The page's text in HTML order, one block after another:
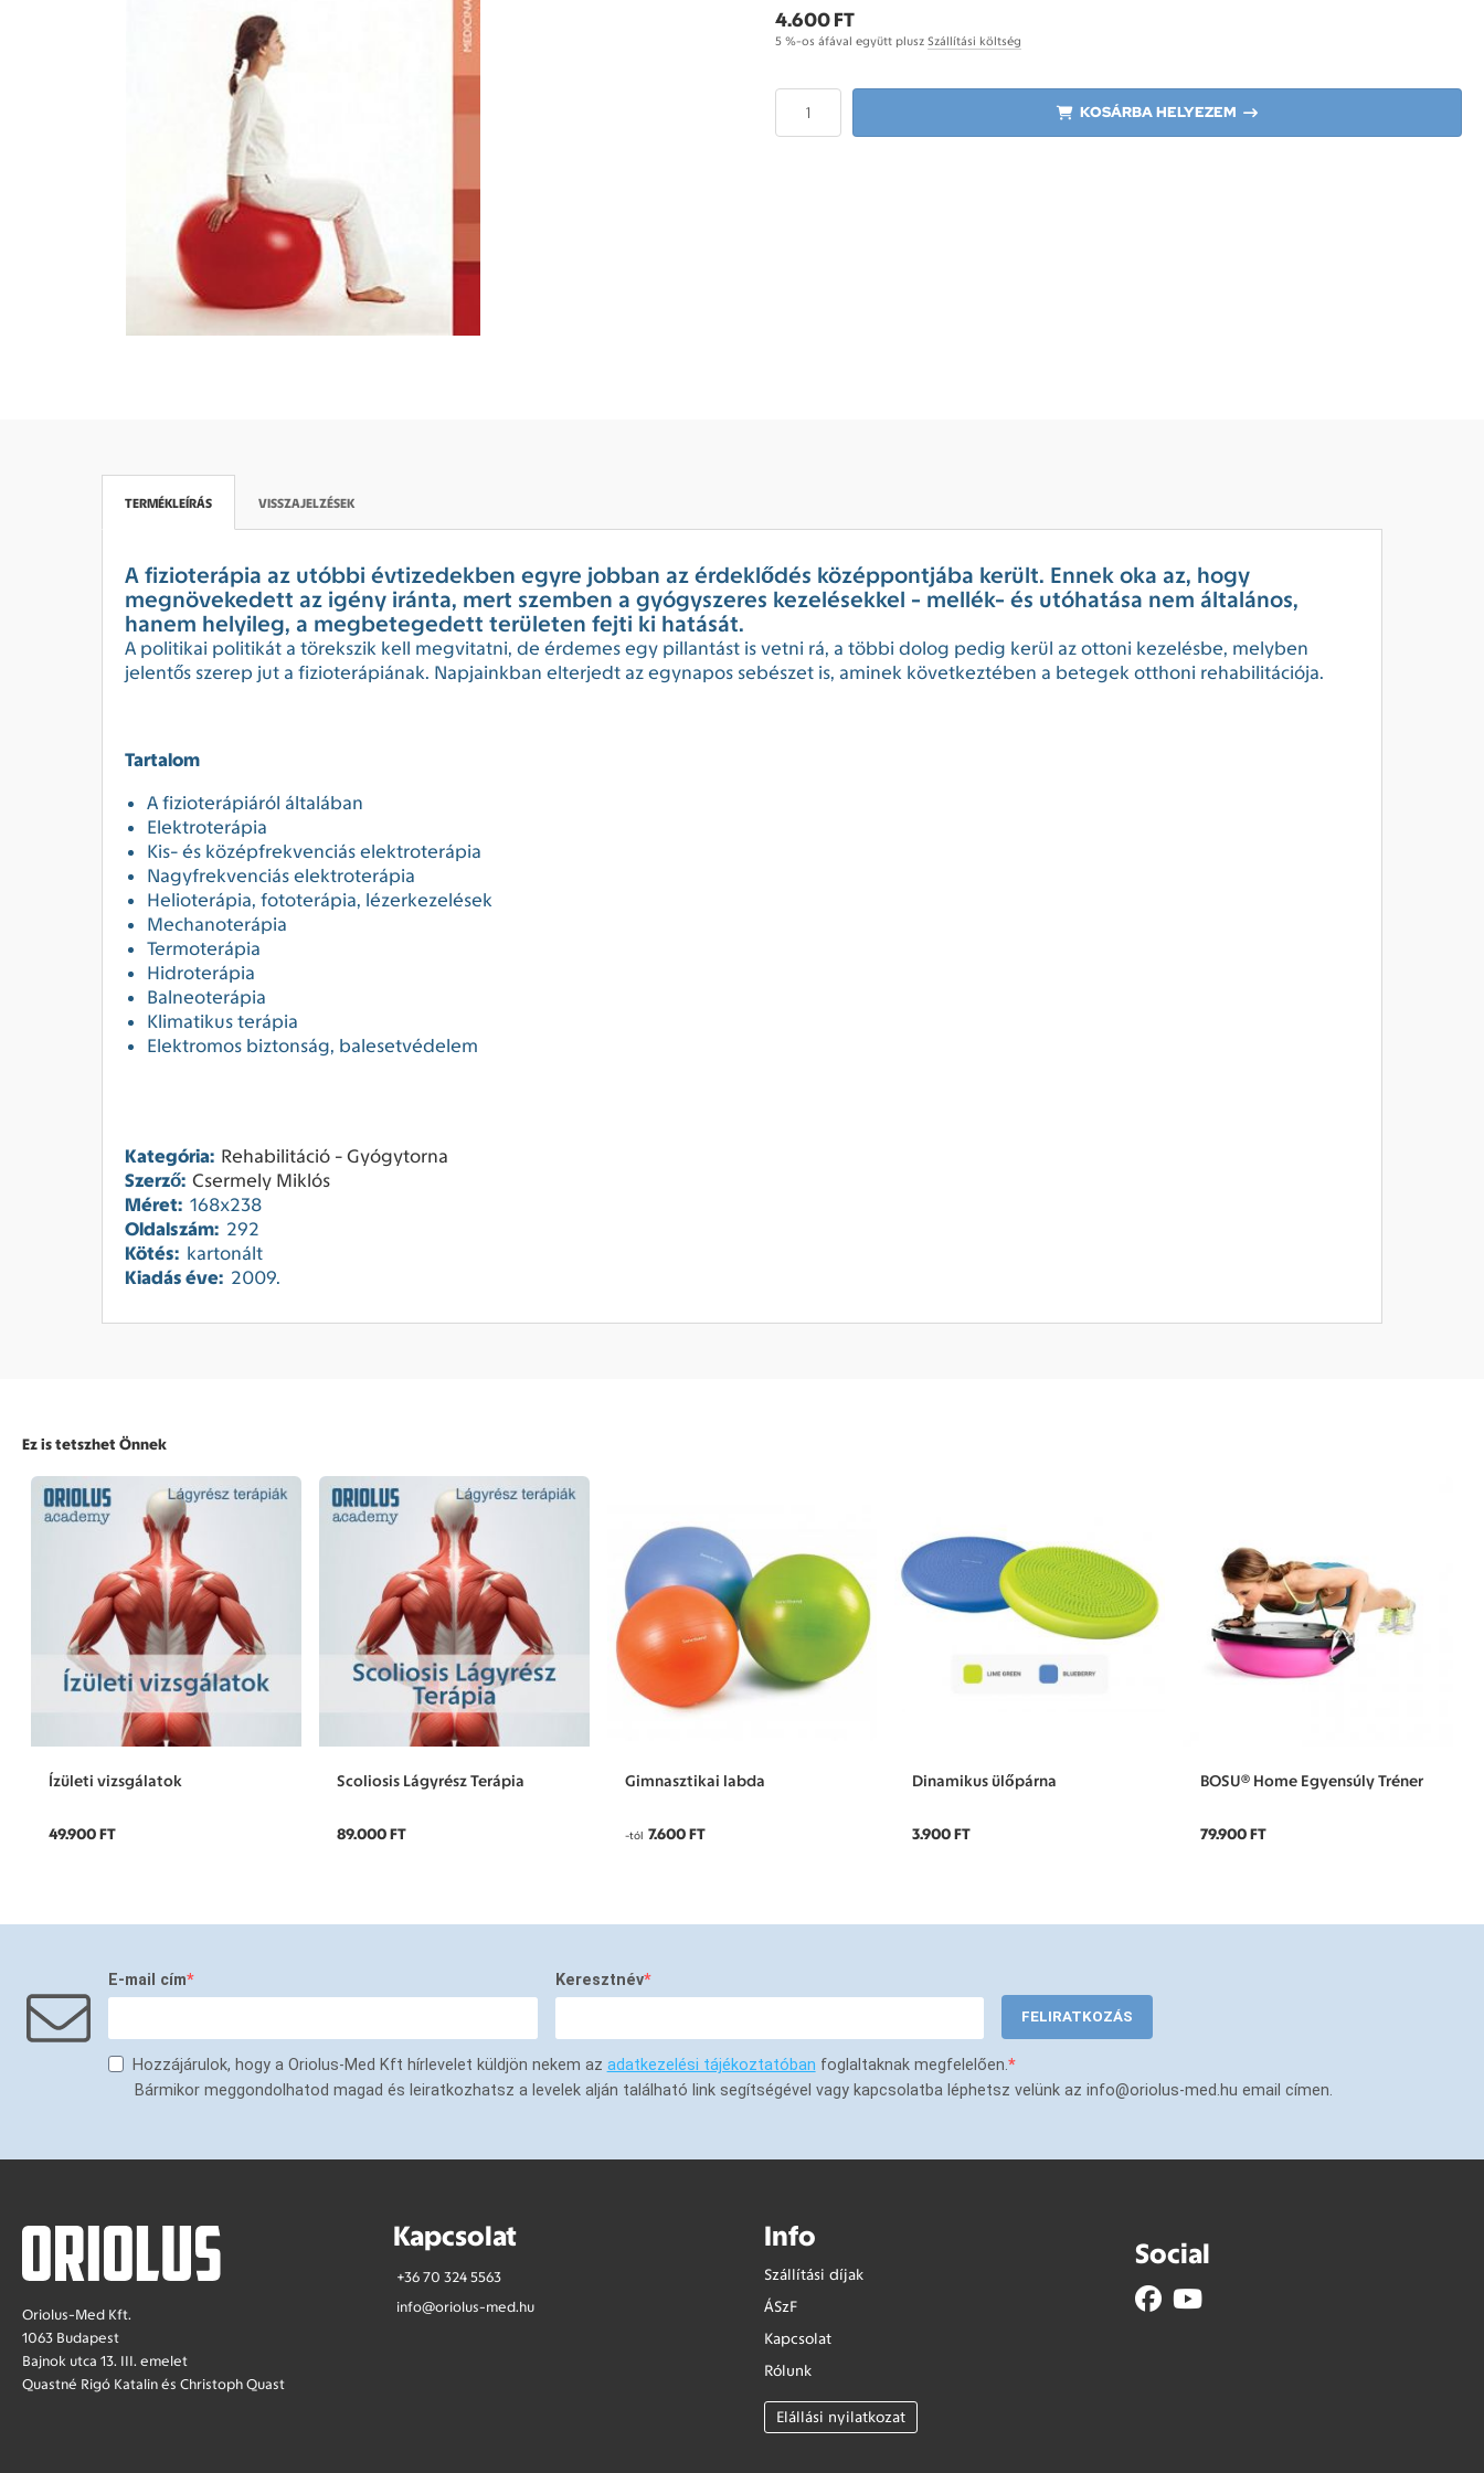
4.600 FT
5 %-os áfával együtt plusz Szállítási költség
KOSÁRBA HELYEZEM
TERMÉKLEÍRÁS VISSZAJELZÉSEK
A fizioterápia az utóbbi évtizedekben egyre jobban az érdeklődés középpontjába került. Ennek oka az, hogy
megnövekedett az igény iránta, mert szemben a gyógyszeres kezelésekkel - mellék- és utóhatása nem általános,
hanem helyileg, a megbetegedett területen fejti ki hatását.
A politikai politikát a törekszik kell megvitatni, de érdemes egy pillantást is vetni rá, a többi dolog pedig kerül az ottoni kezelésbe, melyben
jelentős szerep jut a fizioterápiának. Napjainkban elterjedt az egynapos sebészet is, aminek következtében a betegek otthoni rehabilitációja.
Tartalom
A fizioterápiáról általában
Elektroterápia
Kis- és középfrekvenciás elektroterápia
Nagyfrekvenciás elektroterápia
Helioterápia, fototerápia, lézerkezelések
Mechanoterápia
Termoterápia
Hidroterápia
Balneoterápia
Klimatikus terápia
Elektromos biztonság, balesetvédelem
Kategória: Rehabilitáció - Gyógytorna
Szerző: Csermely Miklós
Méret: 168x238
Oldalszám: 292
Kötés: kartonált
Kiadás éve: 2009.
Ez is tetszhet Önnek
Ízületi vizsgálatok
49.900 FT
Scoliosis Lágyrész Terápia
89.000 FT
Gimnasztikai labda
-tól 7.600 FT
Dinamikus ülőpárna
3.900 FT
BOSU® Home Egyensúly Tréner
79.900 FT
E-mail cím Keresztnév
FELIRATKOZÁS
Hozzájárulok, hogy a Oriolus-Med Kft hírlevelet küldjön nekem az adatkezelési tájékoztatóban foglaltaknak megfelelően.
Bármikor meggondolhatod magad és leiratkozhatsz a levelek alján található link segítségével vagy kapcsolatba léphetsz velünk az info@oriolus-med.hu email címen.
Oriolus-Med Kft.
1063 Budapest
Bajnok utca 13. III. emelet
Quastné Rigó Katalin és Christoph Quast
Kapcsolat
+36 70 324 5563
info@oriolus-med.hu
Info
Szállítási díjak
ÁSzF
Kapcsolat
Rólunk
Elállási nyilatkozat
Social